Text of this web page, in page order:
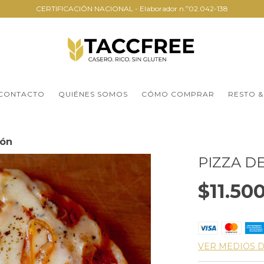
CERTIFICACIÓN NACIONAL - Elaborador n.º02.042-138
QUIÉNES SOMOS CÓMO COMPRAR RESTO
PIZZA
VER MEDIOS